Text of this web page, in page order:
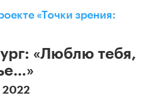
«Точки зрения:
«Люблю тебя,
2022